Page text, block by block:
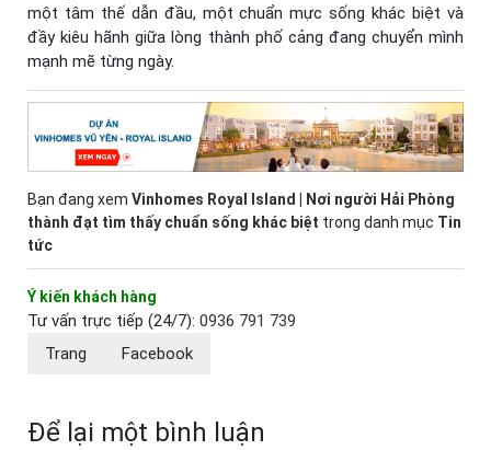
một tâm thế dẫn đầu, một chuẩn mực sống khác biệt và
đầy kiêu hãnh giữa lòng thành phố cảng đang chuyển mình
mạnh mẽ từng ngày.
Bạn đang xem Vinhomes Royal Island | Nơi người Hải Phòng
thành đạt tìm thấy chuẩn sống khác biệt trong danh mục Tin
tức
Ý kiến khách hàng
Tư vấn trực tiếp (24/7): 0936 791 739
Trang
Facebook
Để lại một bình luận